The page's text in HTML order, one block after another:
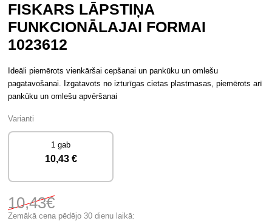
FISKARS LĀPSTIŅA
FUNKCIONĀLAJAI FORMAI
1023612
Ideāli piemērots vienkāršai cepšanai un pankūku un omlešu
pagatavošanai. Izgatavots no izturīgas cietas plastmasas, piemērots arī
pankūku un omlešu apvēršanai
Varianti
1 gab
10,43 €
10,43€
Zemākā cena pēdējo 30 dienu laikā: